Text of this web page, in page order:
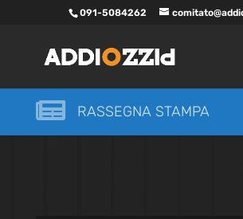
091-5084262
 RASSEGNA STAMPA